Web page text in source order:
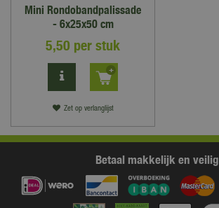
Mini Rondobandpalissade
- 6x25x50 cm
5,50 per stuk
Zet op verlanglijst
Betaal makkelijk en veilig